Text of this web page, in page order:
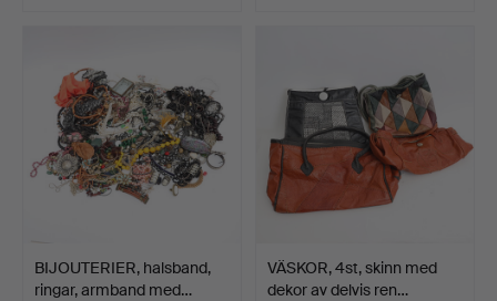
BIJOUTERIER, halsband,
ringar, armband med…
VÄSKOR, 4st, skinn med
dekor av delvis ren…